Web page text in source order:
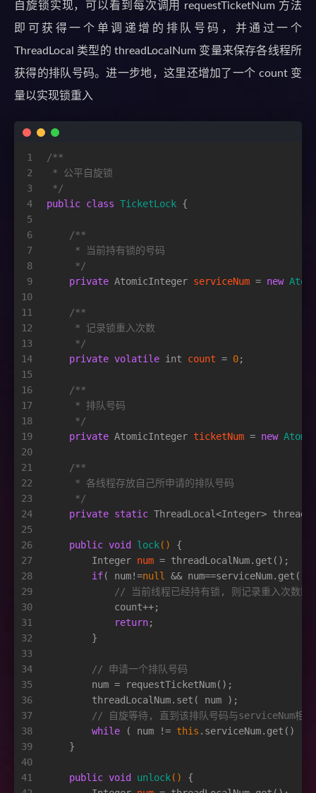
自旋锁实现，可以看到每次调用 requestTicketNum 方法
即可获得一个单调递增的排队号码，并通过一个
ThreadLocal 类型的 threadLocalNum 变量来保存各线程所
获得的排队号码。进一步地，这里还增加了一个 count 变
量以实现锁重入
1
2
3
4
5
6
7
8
9
10
11
12
13
14
15
16
17
18
19
20
21
22
23
24
25
26
27
28
29
30
31
32
33
34
35
36
37
38
39
40
41
/**
* 公平自旋锁
*/
public class TicketLock {
/**
     * 当前持有锁的号码
     */
private AtomicInteger serviceNum = new
/**
     * 记录锁重入次数
     */
private volatile int count = 0;
/**
     * 排队号码
     */
private AtomicInteger ticketNum = new
/**
     * 各线程存放自己所申请的排队号码
     */
private static ThreadLocal<Integer>
public void lock()
{
Integer num = threadLocalNum.get();
if( num!=null
&&
// 当前线程已经持有锁, 则记录重入次数即
            count++;
return;
        }
// 申请一个排队号码
        num = requestTicketNum();
        threadLocalNum.set( num );
// 自旋等待, 直到该排队号码与serviceNum相等
while ( num != this .serviceNum.get() );
    }
public void unlock()
{